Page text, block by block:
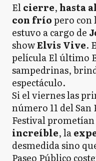
Elcierre, hasta
con fríopero con
estuvo a cargo de
showElvis Vive.
película El último
sampedrinas,
espectáculo.
Si el viernes las
número 11 del
Festival
increíble, la
desmedida sino
Paseo Público